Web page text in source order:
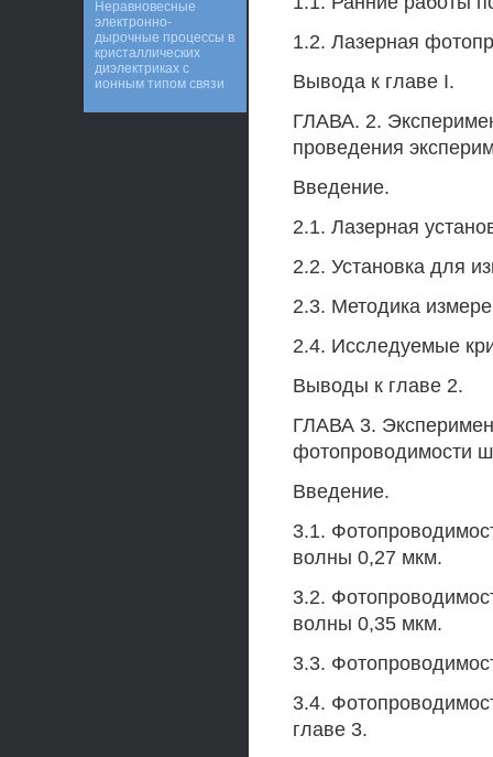
1.2. Лазерная
Вывода к главе I.
ГЛАВА. 2.
проведения
Введение.
2.1. Лазерная
2.2. Установка для
2.3. Методика
2.4. Исследуемые
Выводы к главе 2.
ГЛАВА 3.
фотопроводимости
Введение.
3.1.
волны 0,27 мкм.
3.2.
волны 0,35 мкм.
3.3.
3.4.
главе 3.
Неравновесные
электронно-
дырочные процессы в
кристаллических
диэлектриках с
ионным типом связи